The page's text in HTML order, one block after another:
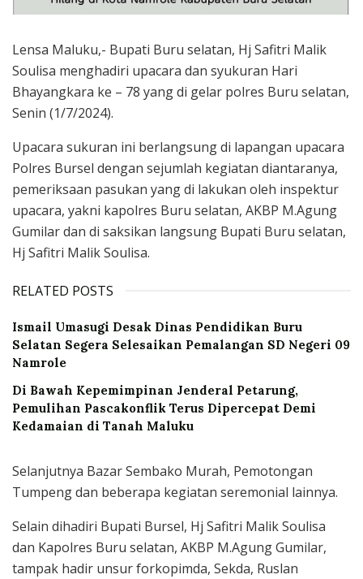
Lensa Maluku,- Bupati Buru selatan, Hj Safitri Malik
Soulisa menghadiri upacara dan syukuran Hari
Bhayangkara ke – 78 yang di gelar polres Buru selatan,
Senin (1/7/2024).
Upacara sukuran ini berlangsung di lapangan upacara
Polres Bursel dengan sejumlah kegiatan diantaranya,
pemeriksaan pasukan yang di lakukan oleh inspektur
upacara, yakni kapolres Buru selatan, AKBP M.Agung
Gumilar dan di saksikan langsung Bupati Buru selatan,
Hj Safitri Malik Soulisa.
RELATED POSTS
Ismail Umasugi Desak Dinas Pendidikan Buru
Selatan Segera Selesaikan Pemalangan SD Negeri 09
Namrole
Di Bawah Kepemimpinan Jenderal Petarung,
Pemulihan Pascakonflik Terus Dipercepat Demi
Kedamaian di Tanah Maluku
Selanjutnya Bazar Sembako Murah, Pemotongan
Tumpeng dan beberapa kegiatan seremonial lainnya.
Selain dihadiri Bupati Bursel, Hj Safitri Malik Soulisa
dan Kapolres Buru selatan, AKBP M.Agung Gumilar,
tampak hadir unsur forkopimda, Sekda, Ruslan